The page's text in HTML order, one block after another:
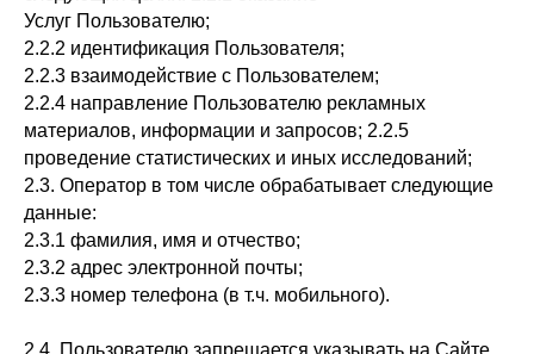
Услуг Пользователю;
2.2.2 идентификация Пользователя;
2.2.3 взаимодействие с Пользователем;
2.2.4 направление Пользователю рекламных
материалов, информации и запросов; 2.2.5
проведение статистических и иных исследований;
2.3. Оператор в том числе обрабатывает следующие
данные:
2.3.1 фамилия, имя и отчество;
2.3.2 адрес электронной почты;
2.3.3 номер телефона (в т.ч. мобильного).
2.4. Пользователю запрещается указывать на Сайте